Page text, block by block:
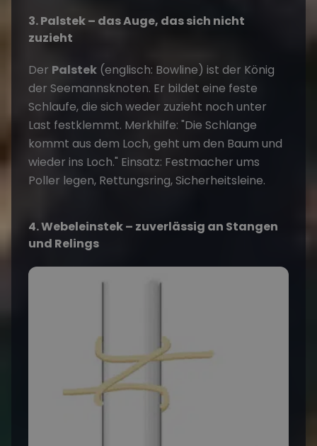
3. Palstek – das Auge, das sich nicht
zuzieht
Der Palstek (englisch: Bowline) ist der König
der Seemannsknoten. Er bildet eine feste
Schlaufe, die sich weder zuzieht noch unter
Last festklemmt. Merkhilfe: "Die Schlange
kommt aus dem Loch, geht um den Baum und
wieder ins Loch." Einsatz: Festmacher ums
Poller legen, Rettungsring, Sicherheitsleine.
4. Webeleinstek – zuverlässig an Stangen
und Relings